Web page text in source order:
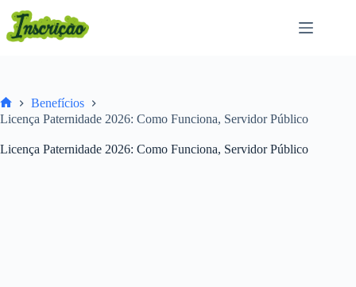
para
Home
Benefícios
Licença Paternidade 2026: Como Funciona, Servidor Público
Licença Paternidade 2026: Como Funciona, Servidor Público